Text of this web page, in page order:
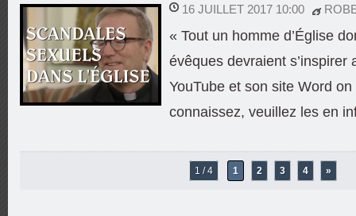
16 JUILLET 2017 10:00
« Tout un homme d’Église
évêques devraient s’inspirer
YouTube et son site Word
connaissez, veuillez les en
1 / 4 1 2 3 4 »